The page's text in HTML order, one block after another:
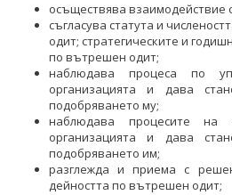
ОТКРИТО УПРАВЛЕНИЕ
ЗАЩИТА НА ЛИЧНИТЕ ДАННИ
КАРИЕРИ
ОБЯВИ ЗА КОНКУРСИ
РЕЗУЛТАТИ ОТ КОНКУРСИТЕ
КОНКУРСИ ЗА ИЗБОР НА
МИНИСТЪР
ПОЛИТИЧЕСКИ КАБИНЕТ
осъществява взаимодействие
съгласува статута и
одит; стратегическите и
по вътрешен одит;
наблюдава процеса по
организацията и дава
подобряването му;
наблюдава процесите на
организацията и дава
подобряването им;
разглежда и приема с
дейността по вътрешен одит;